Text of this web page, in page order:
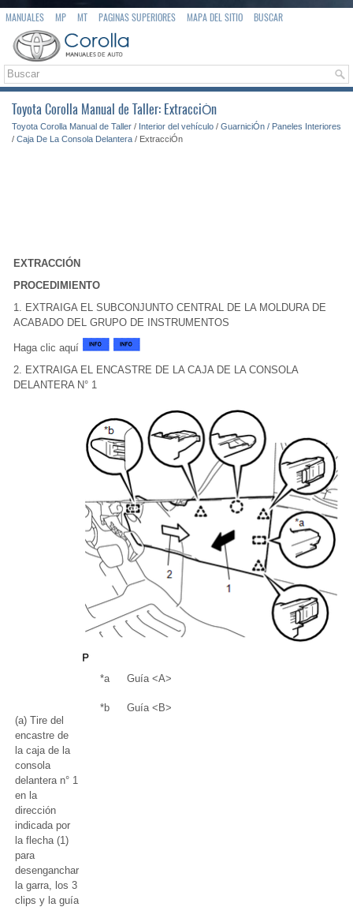
MANUALES MP MT PAGINAS SUPERIORES MAPA DEL SITIO BUSCAR
Toyota Corolla Manual de Taller: ExtracciÓn
Toyota Corolla Manual de Taller / Interior del vehículo / GuarniciÓn / Paneles Interiores
/ Caja De La Consola Delantera / ExtracciÓn
EXTRACCIÓN
PROCEDIMIENTO
1. EXTRAIGA EL SUBCONJUNTO CENTRAL DE LA MOLDURA DE
ACABADO DEL GRUPO DE INSTRUMENTOS
Haga clic aquí
2. EXTRAIGA EL ENCASTRE DE LA CAJA DE LA CONSOLA
DELANTERA N° 1
(a) Tire del
encastre de
la caja de la
consola
delantera n° 1
en la
dirección
indicada por
la flecha (1)
para
desenganchar
la garra, los 3
clips y la guía
*a Guía <A>
*b Guía <B>